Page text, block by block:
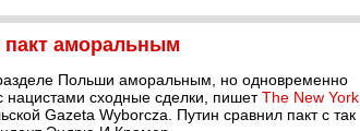
пакт аморальным
Польши аморальным, но одновременно
нацистами сходные сделки, пишетThe New York
Gazeta Wyborcza. Путин сравнил пакт с так